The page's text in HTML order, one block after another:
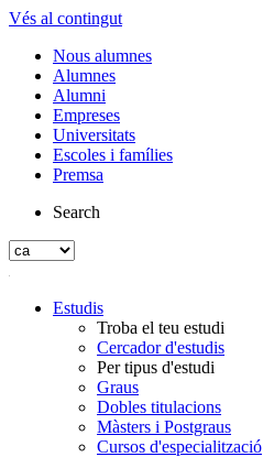
Vés al contingut
Nous alumnes
Alumnes
Alumni
Empreses
Universitats
Escoles i famílies
Premsa
Search
Estudis
Troba el teu estudi
Cercador d'estudis
Per tipus d'estudi
Graus
Dobles titulacions
Màsters i Postgraus
Cursos d'especialització